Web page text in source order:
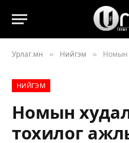
Урлаг.мн » Нийгэм » Номын
НИЙГЭМ
Номын
тохилог